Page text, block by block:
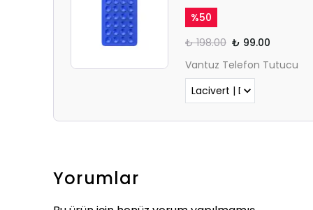
%50
₺ 198.00 ₺ 99.00
Vantuz Telefon Tutucu
Yorumlar